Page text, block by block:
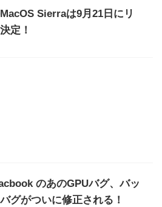
Sierraは9月21日にリ
定！
のあのGPUバグ、バッ
グがついに修正される！